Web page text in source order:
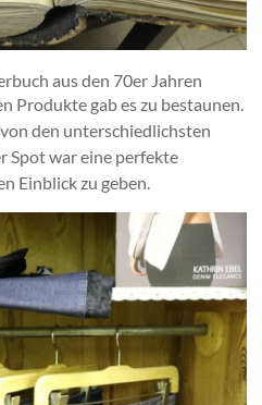
aus den 70er Jahren
Produkte gab es zu bestaunen.
den unterschiedlichsten
Spot war eine perfekte
Einblick zu geben.